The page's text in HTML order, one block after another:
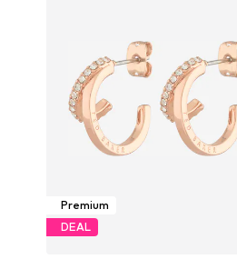
Premium
DEAL